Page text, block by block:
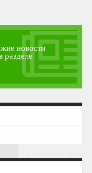
новости
разделе